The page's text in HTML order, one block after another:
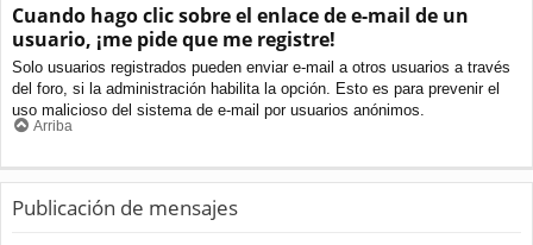
Cuando hago clic sobre el enlace de e-mail de un
usuario, ¡me pide que me registre!
Solo usuarios registrados pueden enviar e-mail a otros usuarios a través
del foro, si la administración habilita la opción. Esto es para prevenir el
uso malicioso del sistema de e-mail por usuarios anónimos.
Arriba
Publicación de mensajes